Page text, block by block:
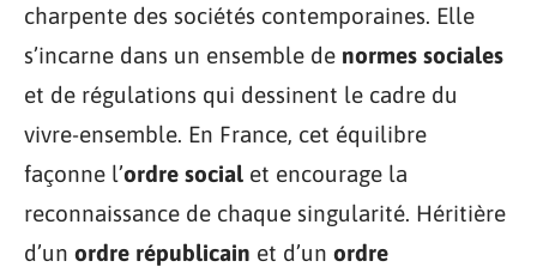
charpente des sociétés contemporaines. Elle
s’incarne dans un ensemble de normes sociales
et de régulations qui dessinent le cadre du
vivre-ensemble. En France, cet équilibre
façonne l’ordre social et encourage la
reconnaissance de chaque singularité. Héritière
d’un ordre républicain et d’un ordre